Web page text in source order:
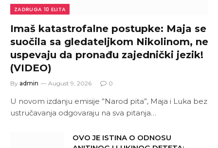
ZADRUGA 10 ELITA
Imaš katastrofalne postupke: Maja se
suočila sa gledateljkom Nikolinom, ne
uspevaju da pronađu zajednički jezik!
(VIDEO)
By admin August 9, 2026 0
U novom izdanju emisije ”Narod pita”, Maja i Luka bez
ustručavanja odgovaraju na sva pitanja…
OVO JE ISTINA O ODNOSU